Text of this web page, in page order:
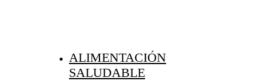
ALIMENTACIÓN
SALUDABLE